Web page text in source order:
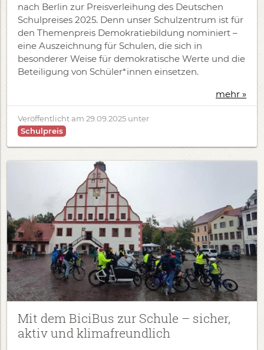
nach Berlin zur Preisverleihung des Deutschen
Schulpreises 2025. Denn unser Schulzentrum ist für
den Themenpreis Demokratiebildung nominiert –
eine Auszeichnung für Schulen, die sich in
besonderer Weise für demokratische Werte und die
Beteiligung von Schüler*innen einsetzen.
mehr »
Veröffentlicht am 29.09.2025 unter
Schulpreis
Mit dem BiciBus zur Schule – sicher,
aktiv und klimafreundlich